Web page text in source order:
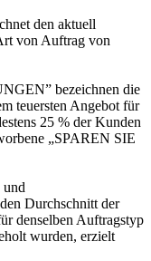
den aktuell
von Auftrag von
bezeichnen die
teuersten Angebot für
25 % der Kunden
„SPAREN SIE
Durchschnitt der
denselben Auftragstyp
wurden, erzielt